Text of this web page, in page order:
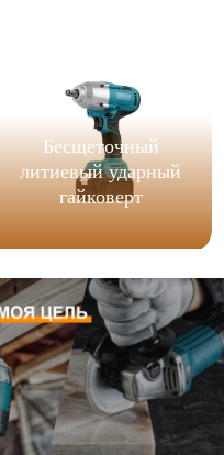
Бесщеточный
литиевый ударный
гайковерт